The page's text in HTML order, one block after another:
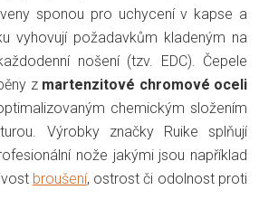
sponou pro uchycení v kapse a
vyhovují požadavkům kladeným na
nošení (tzv. EDC). Čepele
z martenzitové chromové oceli
chemickým složením
Výrobky značky Ruike splňují
nože jakými jsou například
broušení, ostrost či odolnost proti